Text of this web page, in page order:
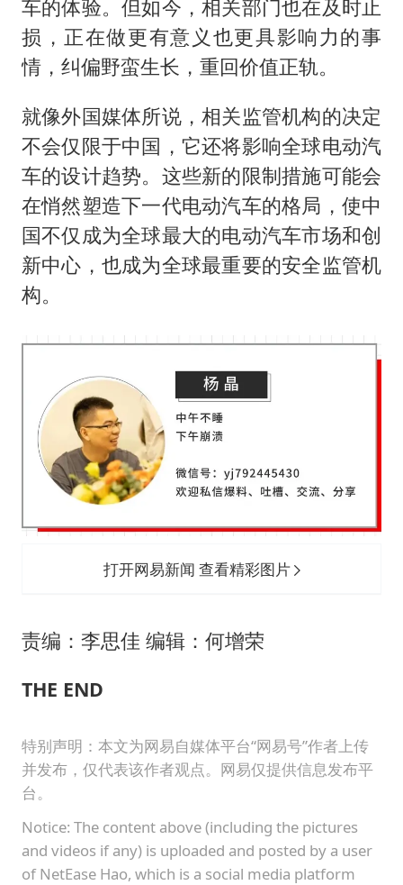
车的体验。但如今，相关部门也在及时止
损，正在做更有意义也更具影响力的事
情，纠偏野蛮生长，重回价值正轨。
就像外国媒体所说，相关监管机构的决定
不会仅限于中国，它还将影响全球电动汽
车的设计趋势。这些新的限制措施可能会
在悄然塑造下一代电动汽车的格局，使中
国不仅成为全球最大的电动汽车市场和创
新中心，也成为全球最重要的安全监管机
构。
打开网易新闻 查看精彩图片
责编：李思佳 编辑：何增荣
THE END
特别声明：本文为网易自媒体平台“网易号”作者上传
并发布，仅代表该作者观点。网易仅提供信息发布平
台。
Notice: The content above (including the pictures
and videos if any) is uploaded and posted by a user
of NetEase Hao, which is a social media platform